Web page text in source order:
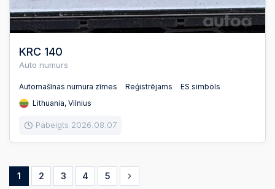
KRC 140
Auto numurs
Automašīnas numura zīmes Reģistrējams
ES simbols
Lithuania, Vilnius
Pabeigts 2026.08.07
1 2 3 4 5